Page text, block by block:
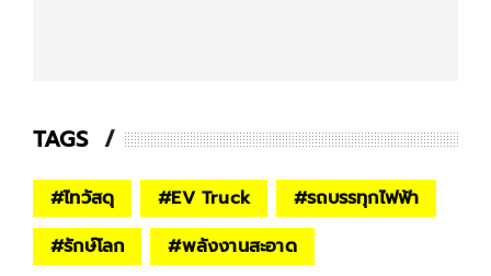
TAGS
#ไทวัสดุ #EV Truck #รถบรรทุกไฟฟ้า
#รักษ์โลก #พลังงานสะอาด